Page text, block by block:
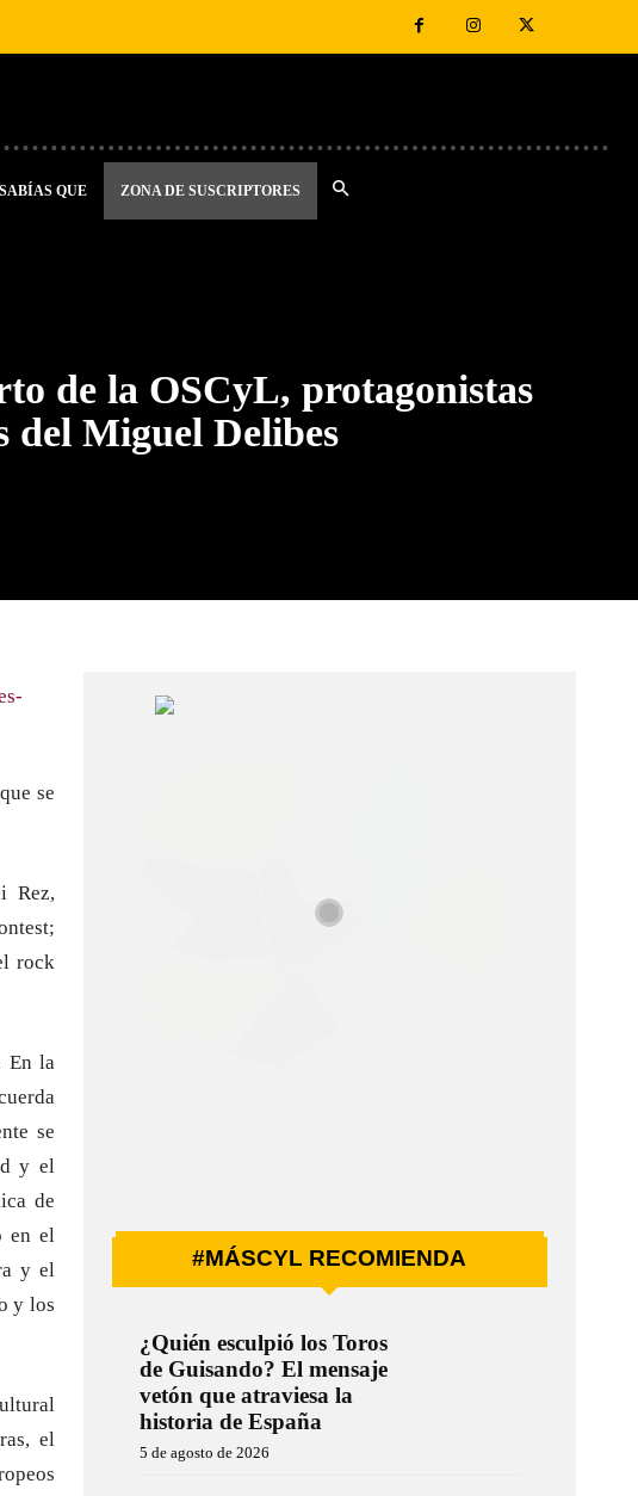
SABÍAS QUE ZONA DE SUSCRIPTORES
de la OSCyL, protagonistas
del Miguel Delibes
se
Rez,
rock
En la
se
y el
de
en el
y el
y los
el
#MÁSCYL RECOMIENDA
¿Quién esculpió los Toros
de Guisando? El mensaje
vetón que atraviesa la
historia de España
5 de agosto de 2026